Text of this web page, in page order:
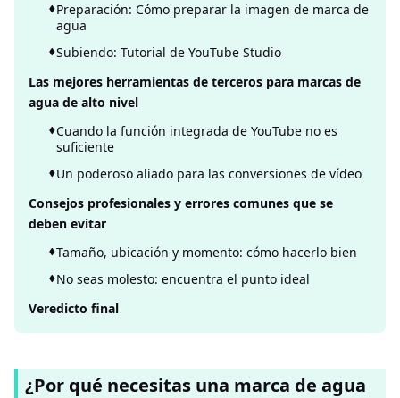
Preparación: Cómo preparar la imagen de marca de
agua
Subiendo: Tutorial de YouTube Studio
Las mejores herramientas de terceros para marcas de
agua de alto nivel
Cuando la función integrada de YouTube no es
suficiente
Un poderoso aliado para las conversiones de vídeo
Consejos profesionales y errores comunes que se
deben evitar
Tamaño, ubicación y momento: cómo hacerlo bien
No seas molesto: encuentra el punto ideal
Veredicto final
¿Por qué necesitas una marca de agua